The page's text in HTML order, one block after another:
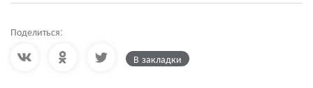
Поделиться:
В закладки